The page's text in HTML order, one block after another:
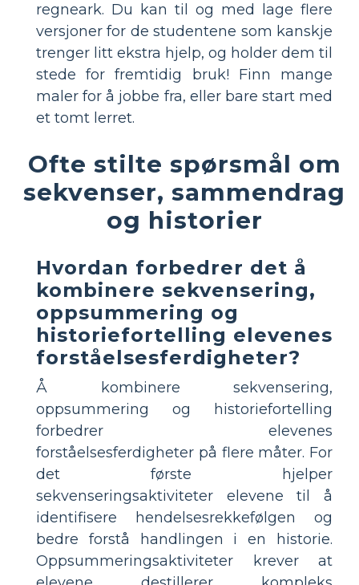
regneark. Du kan til og med lage flere
versjoner for de studentene som kanskje
trenger litt ekstra hjelp, og holder dem til
stede for fremtidig bruk! Finn mange
maler for å jobbe fra, eller bare start med
et tomt lerret.
Ofte stilte spørsmål om
sekvenser, sammendrag
og historier
Hvordan forbedrer det å
kombinere sekvensering,
oppsummering og
historiefortelling elevenes
forståelsesferdigheter?
Å kombinere sekvensering,
oppsummering og historiefortelling
forbedrer elevenes
forståelsesferdigheter på flere måter. For
det første hjelper
sekvenseringsaktiviteter elevene til å
identifisere hendelsesrekkefølgen og
bedre forstå handlingen i en historie.
Oppsummeringsaktiviteter krever at